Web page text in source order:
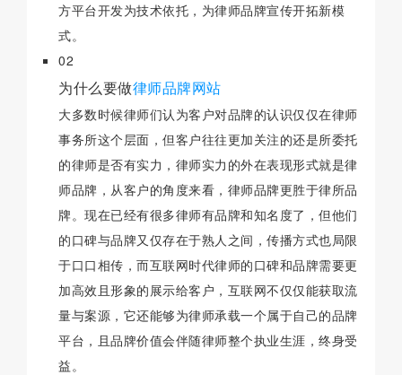
方平台开发为技术依托，为律师品牌宣传开拓新模
式。
02
为什么要做律师品牌网站
大多数时候律师们认为客户对品牌的认识仅仅在律师
事务所这个层面，但客户往往更加关注的还是所委托
的律师是否有实力，律师实力的外在表现形式就是律
师品牌，从客户的角度来看，律师品牌更胜于律所品
牌。现在已经有很多律师有品牌和知名度了，但他们
的口碑与品牌又仅存在于熟人之间，传播方式也局限
于口口相传，而互联网时代律师的口碑和品牌需要更
加高效且形象的展示给客户，互联网不仅仅能获取流
量与案源，它还能够为律师承载一个属于自己的品牌
平台，且品牌价值会伴随律师整个执业生涯，终身受
益。